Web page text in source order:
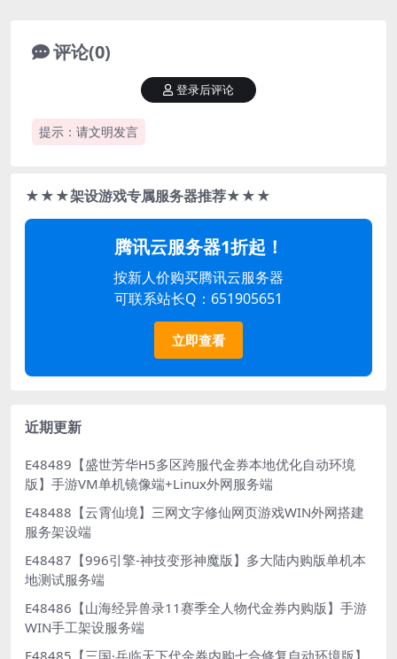
评论(0)
提示：请文明发言
登录后评论
★★★架设游戏专属服务器推荐★★★
腾讯云服务器1折起！
按新人价购买腾讯云服务器
可联系站长Q：651905651
立即查看
近期更新
E48489【盛世芳华H5多区跨服代金券本地优化自动环境
版】手游VM单机镜像端+Linux外网服务端
E48488【云霄仙境】三网文字修仙网页游戏WIN外网搭建
服务架设端
E48487【996引擎-神技变形神魔版】多大陆内购版单机本
地测试服务端
E48486【山海经异兽录11赛季全人物代金券内购版】手游
WIN手工架设服务端
E48485【三国·兵临天下代金券内购七合修复自动环境版】